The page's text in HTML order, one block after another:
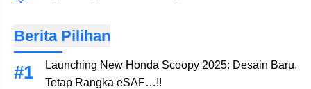
Berita Pilihan
Launching New Honda Scoopy 2025: Desain Baru,
Tetap Rangka eSAF…!!